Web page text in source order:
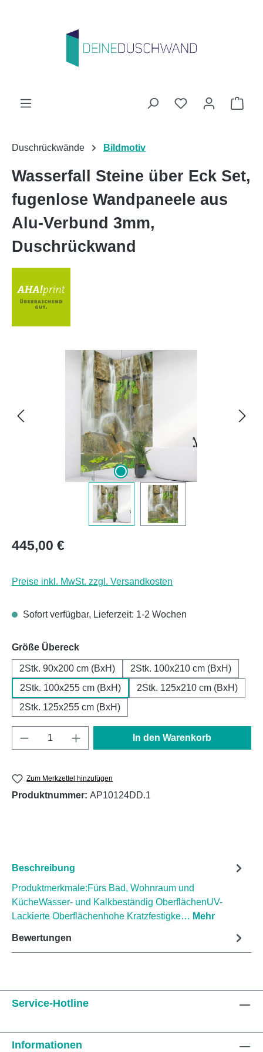
Du hast 0
Duschrückwände Bildmotiv
Wasserfall Steine über Eck Set,
fugenlose Wandpaneele aus
Alu-Verbund 3mm,
Duschrückwand
Regulärer Preis:
445,00 €
Preise inkl. MwSt. zzgl. Versandkosten
Sofort verfügbar, Lieferzeit: 1-2 Wochen
Größe Übereckauswählen
2Stk. 90x200 cm (BxH)
2Stk. 100x210 cm (BxH)
2Stk. 100x255 cm (BxH)
2Stk. 125x210 cm (BxH)
2Stk. 125x255 cm (BxH)
Produkt Anzahl: Gib den gewünschten
In den Warenkorb
Zum Merkzettel hinzufügen
Produktnummer: AP10124DD.1
Beschreibung
Produktmerkmale:Fürs Bad, Wohnraum und
KücheWasser- und Kalkbeständig OberflächenUV-
Lackierte Oberflächenhohe Kratzfestigke… Mehr
Bewertungen
Service-Hotline
Informationen